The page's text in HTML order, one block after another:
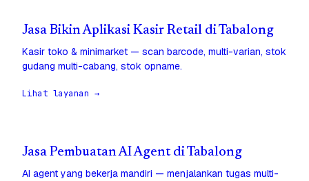
Jasa Bikin Aplikasi Kasir Retail di Tabalong
Kasir toko & minimarket — scan barcode, multi-varian, stok
gudang multi-cabang, stok opname.
Lihat layanan →
Jasa Pembuatan AI Agent di Tabalong
AI agent yang bekerja mandiri — menjalankan tugas multi-